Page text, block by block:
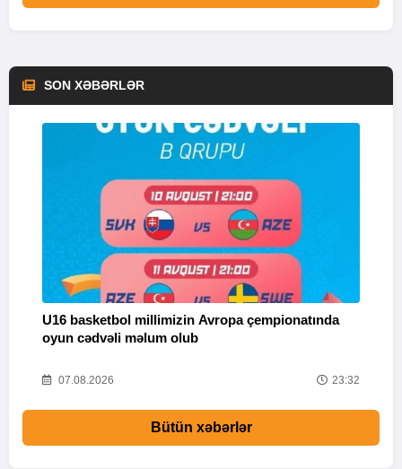
SON XƏBƏRLƏR
U16 basketbol millimizin Avropa çempionatında
oyun cədvəli məlum olub
07.08.2026 23:32
Bütün xəbərlər